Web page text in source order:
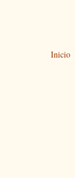
Inicio